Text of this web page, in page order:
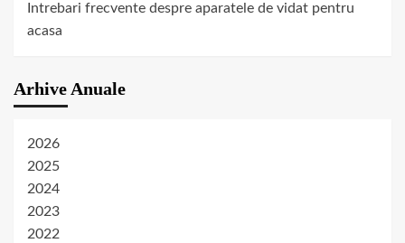
Intrebari frecvente despre aparatele de vidat pentru
acasa
Arhive Anuale
2026
2025
2024
2023
2022